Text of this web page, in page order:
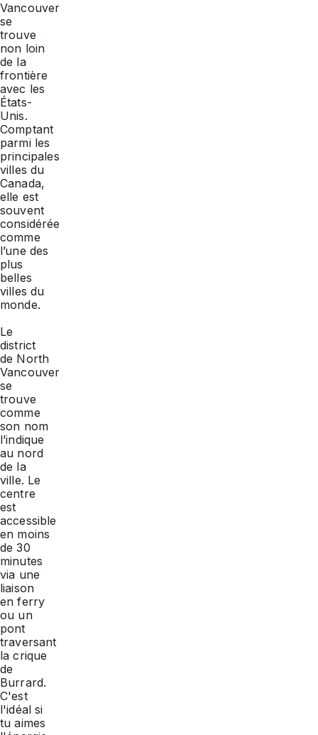
Vancouver
se
trouve
non loin
de la
frontière
avec les
États-
Unis.
Comptant
parmi les
principales
villes du
Canada,
elle est
souvent
considérée
comme
l’une des
plus
belles
villes du
monde.
Le
district
de North
Vancouver
se
trouve
comme
son nom
l’indique
au nord
de la
ville. Le
centre
est
accessible
en moins
de 30
minutes
via une
liaison
en ferry
ou un
pont
traversant
la crique
de
Burrard.
C'est
l'idéal si
tu aimes